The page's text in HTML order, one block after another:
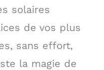
solaires
de vos plus
sans effort,
la magie de